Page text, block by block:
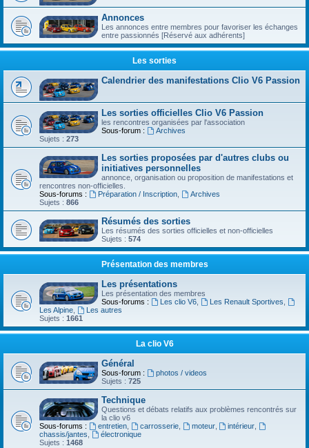
Annonces
Les annonces entre membres pour favoriser les échanges
entre passionnés [Réservé aux adhérents]
Les sorties
Calendrier des manifestations Clio V6 Passion
Les sorties officielles Clio V6 Passion
les rencontres organisées par l'association
Sous-forum :
Archives
Sujets : 273
Les sorties proposées par d'autres clubs ou
initiatives personnelles
annonce, organisation ou proposition de manifestations et
rencontres non-officielles.
Sous-forums :
Préparation / Inscription,
Archives
Sujets : 866
Résumés des sorties
Les résumés des sorties officielles et non-officielles
Sujets : 574
Présentation des membres
Les présentations
Les présentation des membres
Sous-forums :
Les clio V6, Les Renault Sportives,
Les Alpine,
Les autres
Sujets : 1661
La clio V6
Général
Sous-forum :
photos / videos
Sujets : 725
Technique
Questions et débats relatifs aux problèmes rencontrés sur
la clio v6
Sous-forums :
entretien, carrosserie, moteur, intérieur,
chassis/jantes,
électronique
Sujets : 1468